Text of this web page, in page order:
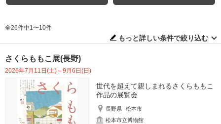
全26件中1〜10件
もっと詳しい条件で絞り込む
さくらももこ展(長野)
2026年7月11日(土)～9月6日(日)
世代を超えて親しまれるさくらももこ
作品の展覧会
長野県
松本市
松本市立博物館